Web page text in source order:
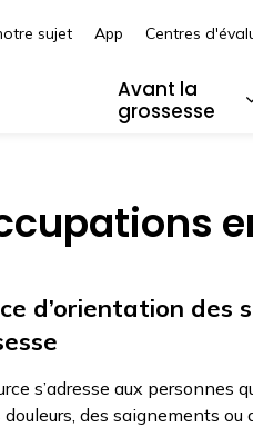
Avant la
grossesse
sujet App Centres
d’orientation des
s’adresse aux personnes
des saignements